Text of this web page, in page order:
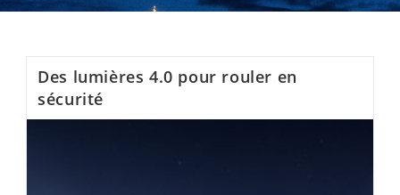
Des lumières 4.0 pour rouler en
sécurité